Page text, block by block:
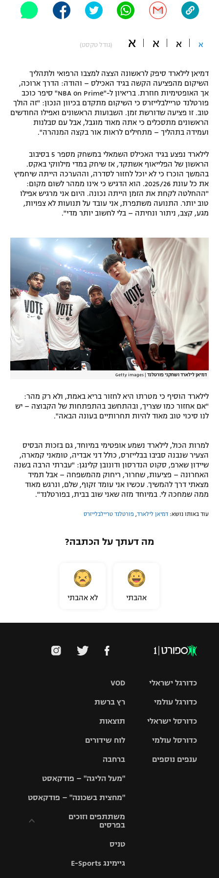
"מחצית בשכונה" – פודקאסט
משתתפים וזוכים בפרסים
תקנון משתתפים וזוכים בפרסים
תקנון עבור פעילות אלקטרה
תקנון עבור פעילות ספורט 1 – "מרלן"
טניס
גיימינג E-Sports
מדיניות פרטיות
תקנון פעילות ספורט 1
הצטרפות לחבילת הערוצים
לוח דרושים – ג'ובנט
תגיות
המגזין
אופניים
ספורט מוטורי
פוטבול אמריקאי NFL
בייסבול MLB
ספורט אתגרי ואקסטרים
אומנויות לחימה
גיימינג E-Sports
א א א א (גודל טקסט)
דמיאן לילארד סיפק לראשונה הצצה למצבו הרפואי ולתהליך
השיקום מהפציעה הקשה בגיד האכילס – והודה: הדרך ארוכה,
אך האופטימיות חוזרת. בריאיון ל-"NBA on Prime" סיפר כוכב
פורטלנד טריילבלייזרס כי השיקום מתקדם בכיוון הנכון: "זה הולך
טוב. זו פציעה שדורשת זמן. השבועות הראשונים ואפילו החודשים
הראשונים מתסכלים כי אתה מאוד מוגבל, אבל עם סבלנות
ועמידה בתהליך – מתחילים לראות אור בקצה המנהרה".
לילארד נפצע בגיד האכילס השמאלי במשחק מספר 5 בסיבוב
הראשון של הפלייאוף אשתקד, אז שיחק במדי מילווקי באקס.
בהמשך הוכרז כי לא יוכל לחזור לסדרה, וההערכה הייתה שיחמיץ
את כל עונת 2025/26. הוא הדגיש כי אינו ממהר לשום מקום:
"ההחלטה לקחת את הזמן הייתה נכונה. היום אני מרגיש אפילו
טוב יותר. התנועה משתפרת, אני עובד על תנועות לא צפויות,
מגע, קצב, ניתור ונחיתה – בלי לחשוב יותר מדי".
דמיאן לילארד ושחקני פורטלנד Getty images
לילארד הוסיף כי מטרתו היא לחזור בריא באמת, ולא רק מהר:
"אם אחזור כמו שצריך, ובהתחשב בהתפתחות של הקבוצה – יש
לנו סיכוי טוב מאוד להיות תחרותיים בעונה הבאה".
למרות הכול, לילארד נשמע אופטימי במיוחד, גם בזכות הבסיס
הצעיר שנבנה סביבו בבלייזרס, כולל דני אבדיה, טומאני קמארה,
שיידון שארפ, סקוט הנדרסון ודונובן קלינגן: "עברתי הרבה בשנה
האחרונה – פציעות, שחרור, ריחוק מהמשפחה – אבל תמיד
מצאתי דרך להמשיך. עכשיו אני עומד זקוף, שלם, ונרגש מאוד
ממה שמחכה לי. במיוחד מזה שאני שוב בבית, בפורטלנד".
עוד באותו נושא: דמיאן לילארד פורטלנד טריילבלייזרס
מה דעתך על הכתבה?
אהבתי לא אהבתי
VOD
רץ ברשת
תוצאות
לוח שידורים
ברחבה
"מעל הליגה" – פודקאסט
"מחצית בשכונה" – פודקאסט
משתתפים וזוכים
בפרסים
וזוכים בפרסים
טניס
גיימינג E-Sports
כדורגל ישראלי
גביע הטוטו
כדורגל עולמי
האלופות
ליגה
כדורסל ישראלי
סל
כדורסל עולמי
ענפים נוספים